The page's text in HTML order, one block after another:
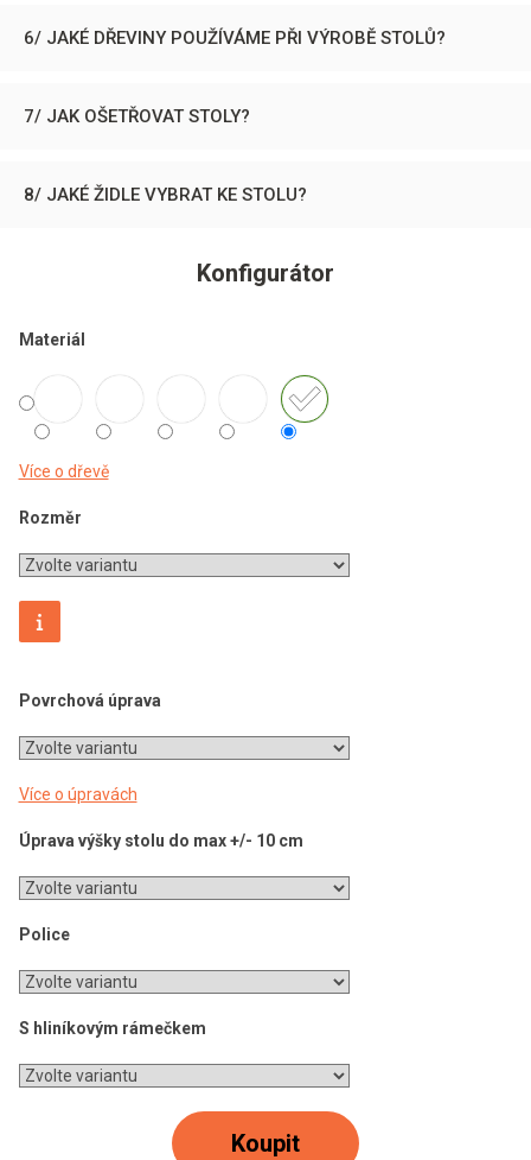
6/ JAKÉ DŘEVINY POUŽÍVÁME PŘI VÝROBĚ STOLŮ?
7/ JAK OŠETŘOVAT STOLY?
8/ JAKÉ ŽIDLE VYBRAT KE STOLU?
Konfigurátor
Materiál
Více o dřevě
Rozměr
Povrchová úprava
Více o úpravách
Úprava výšky stolu do max +/- 10 cm
Police
S hliníkovým rámečkem
Koupit